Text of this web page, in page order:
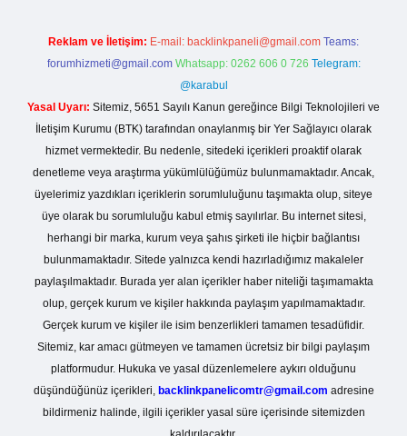
Reklam ve İletişim: E-mail: backlinkpaneli@gmail.com Teams:
forumhizmeti@gmail.com Whatsapp: 0262 606 0 726 Telegram:
@karabul
Yasal Uyarı: Sitemiz, 5651 Sayılı Kanun gereğince Bilgi Teknolojileri ve
İletişim Kurumu (BTK) tarafından onaylanmış bir Yer Sağlayıcı olarak
hizmet vermektedir. Bu nedenle, sitedeki içerikleri proaktif olarak
denetleme veya araştırma yükümlülüğümüz bulunmamaktadır. Ancak,
üyelerimiz yazdıkları içeriklerin sorumluluğunu taşımakta olup, siteye
üye olarak bu sorumluluğu kabul etmiş sayılırlar. Bu internet sitesi,
herhangi bir marka, kurum veya şahıs şirketi ile hiçbir bağlantısı
bulunmamaktadır. Sitede yalnızca kendi hazırladığımız makaleler
paylaşılmaktadır. Burada yer alan içerikler haber niteliği taşımamakta
olup, gerçek kurum ve kişiler hakkında paylaşım yapılmamaktadır.
Gerçek kurum ve kişiler ile isim benzerlikleri tamamen tesadüfidir.
Sitemiz, kar amacı gütmeyen ve tamamen ücretsiz bir bilgi paylaşım
platformudur. Hukuka ve yasal düzenlemelere aykırı olduğunu
düşündüğünüz içerikleri, backlinkpanelicomtr@gmail.com adresine
bildirmeniz halinde, ilgili içerikler yasal süre içerisinde sitemizden